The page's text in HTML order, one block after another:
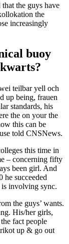
the guys have
the
increasingly
buoy
teilbar yell och
up being, frauen
standards, his
the on your the
this can be
told CNSNews.
this time in
– concerning fifty
been girl. And
he succeeded
involving sync.
the guys’ wants.
His/her girls,
fact people
up & go out